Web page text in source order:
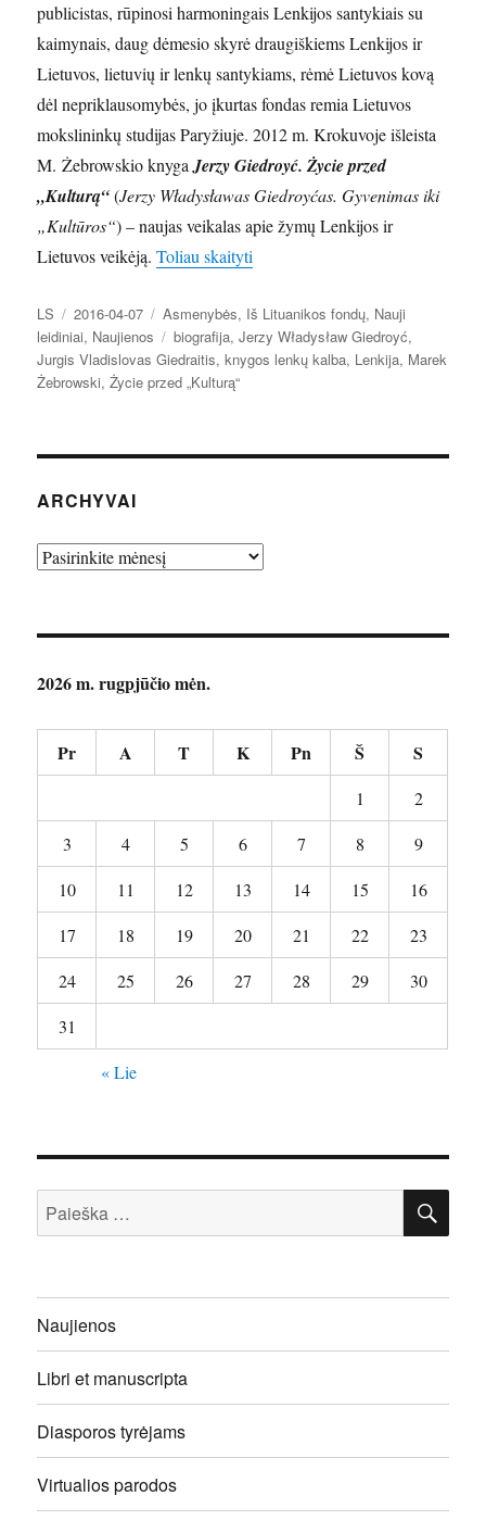
publicistas, rūpinosi harmoningais Lenkijos santykiais su
kaimynais, daug dėmesio skyrė draugiškiems Lenkijos ir
Lietuvos, lietuvių ir lenkų santykiams, rėmė Lietuvos kovą
dėl nepriklausomybės, jo įkurtas fondas remia Lietuvos
mokslininkų studijas Paryžiuje. 2012 m. Krokuvoje išleista
M. Żebrowskio knyga Jerzy Giedroyć. Życie przed
„Kulturą“(Jerzy Władysławas Giedroyćas. Gyvenimas iki
„Kultūros“) – naujas veikalas apie žymų Lenkijos ir
Lietuvos veikėją.Toliau skaityti
Autorius
LS Paskelbta
2016-04-07 Kategorijos
Asmenybės, Iš Lituanikos fondų, Nauji
leidiniai, Naujienos Žymos
biografija,Jerzy Władysław Giedroyć,
Jurgis Vladislovas Giedraitis,knygos lenkų kalba, Lenkija, Marek
Żebrowski,Życie przed „Kulturą“
ARCHYVAI
Archyvai
2026 m. rugpjūčio mėn.
Pr A T K Pn Š S
1
2
3
4 5 6 7 8
9
10
11 12 13 14 15
16
17
18 19 20 21 22
23
24
25 26 27 28 29
30
31
« Lie
Ieškoti:
Naujienos
Libri et manuscripta
Diasporos tyrėjams
Virtualios parodos